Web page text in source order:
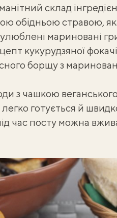
склад
обідньою стравою,
мариновані
кукурудзяної фокачі
борщу з
з чашкою
готується й
час посту можна